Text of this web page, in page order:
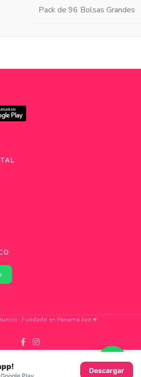
Pack de 96 Bolsas Grandes
· Fundado en Panamá con ♥
Play
Descargar